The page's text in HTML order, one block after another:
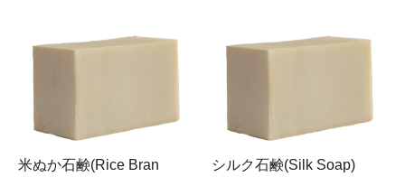
米ぬか石鹸(Rice Bran
シルク石鹸(Silk Soap)